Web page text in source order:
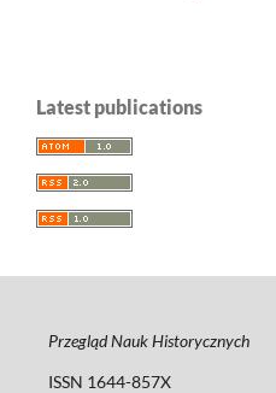
Latest publications
Przegląd Nauk Historycznych
ISSN 1644-857X